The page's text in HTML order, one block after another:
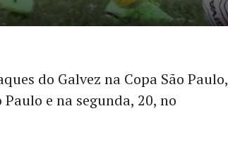
do Galvez na Copa São Paulo,
e na segunda, 20, no